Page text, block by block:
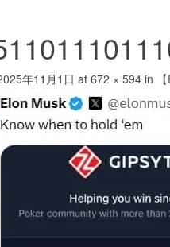
年11月1日 at 672 × 594 in